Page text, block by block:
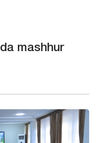
mashhur